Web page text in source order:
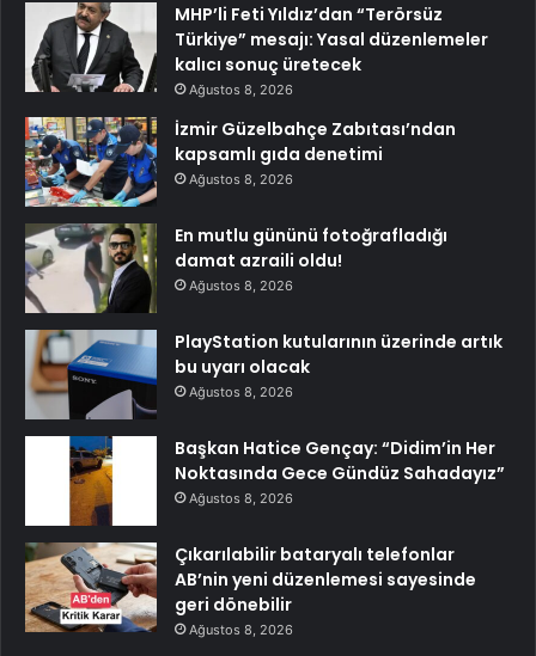
MHP’li Feti Yıldız’dan “Terörsüz
Türkiye” mesajı: Yasal düzenlemeler
kalıcı sonuç üretecek
Ağustos 8, 2026
İzmir Güzelbahçe Zabıtası’ndan
kapsamlı gıda denetimi
Ağustos 8, 2026
En mutlu gününü fotoğrafladığı
damat azraili oldu!
Ağustos 8, 2026
PlayStation kutularının üzerinde artık
bu uyarı olacak
Ağustos 8, 2026
Başkan Hatice Gençay: “Didim’in Her
Noktasında Gece Gündüz Sahadayız”
Ağustos 8, 2026
Çıkarılabilir bataryalı telefonlar
AB’nin yeni düzenlemesi sayesinde
geri dönebilir
Ağustos 8, 2026